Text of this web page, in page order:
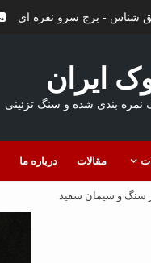
شناس - برج سرو نقره ای
ایران
بندی شده و سنگ تزئینی
مقالات درباره ما
سنگ و سیمان سفید